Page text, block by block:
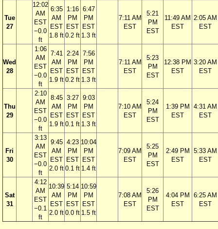
Tue
27
12:02
AM
EST
−0.0
ft
6:35
AM
EST
1.8 ft
1:16
PM
EST
0.2 ft
6:47
PM
EST
1.3 ft
7:11 AM
EST
5:21
PM
EST
11:49 AM
EST
2:05 AM
EST
Wed
28
1:06
AM
EST
−0.0
ft
7:41
AM
EST
1.9 ft
2:24
PM
EST
0.2 ft
7:56
PM
EST
1.3 ft
7:11 AM
EST
5:23
PM
EST
12:38 PM
EST
3:20 AM
EST
Thu
29
2:10
AM
EST
−0.0
ft
8:45
AM
EST
1.9 ft
3:27
PM
EST
0.1 ft
9:03
PM
EST
1.3 ft
7:10 AM
EST
5:24
PM
EST
1:39 PM
EST
4:31 AM
EST
Fri
30
3:13
AM
EST
−0.0
ft
9:45
AM
EST
2.0 ft
4:23
PM
EST
0.1 ft
10:04
PM
EST
1.4 ft
7:09 AM
EST
5:25
PM
EST
2:49 PM
EST
5:33 AM
EST
Sat
31
4:12
AM
EST
−0.1
ft
10:39
AM
EST
2.0 ft
5:14
PM
EST
0.0 ft
10:59
PM
EST
1.5 ft
7:08 AM
EST
5:26
PM
EST
4:04 PM
EST
6:25 AM
EST